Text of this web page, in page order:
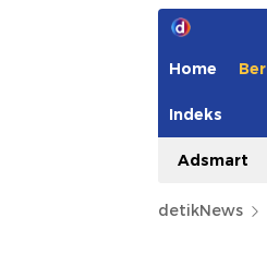
Home
Indeks
Adsmart
detikNews